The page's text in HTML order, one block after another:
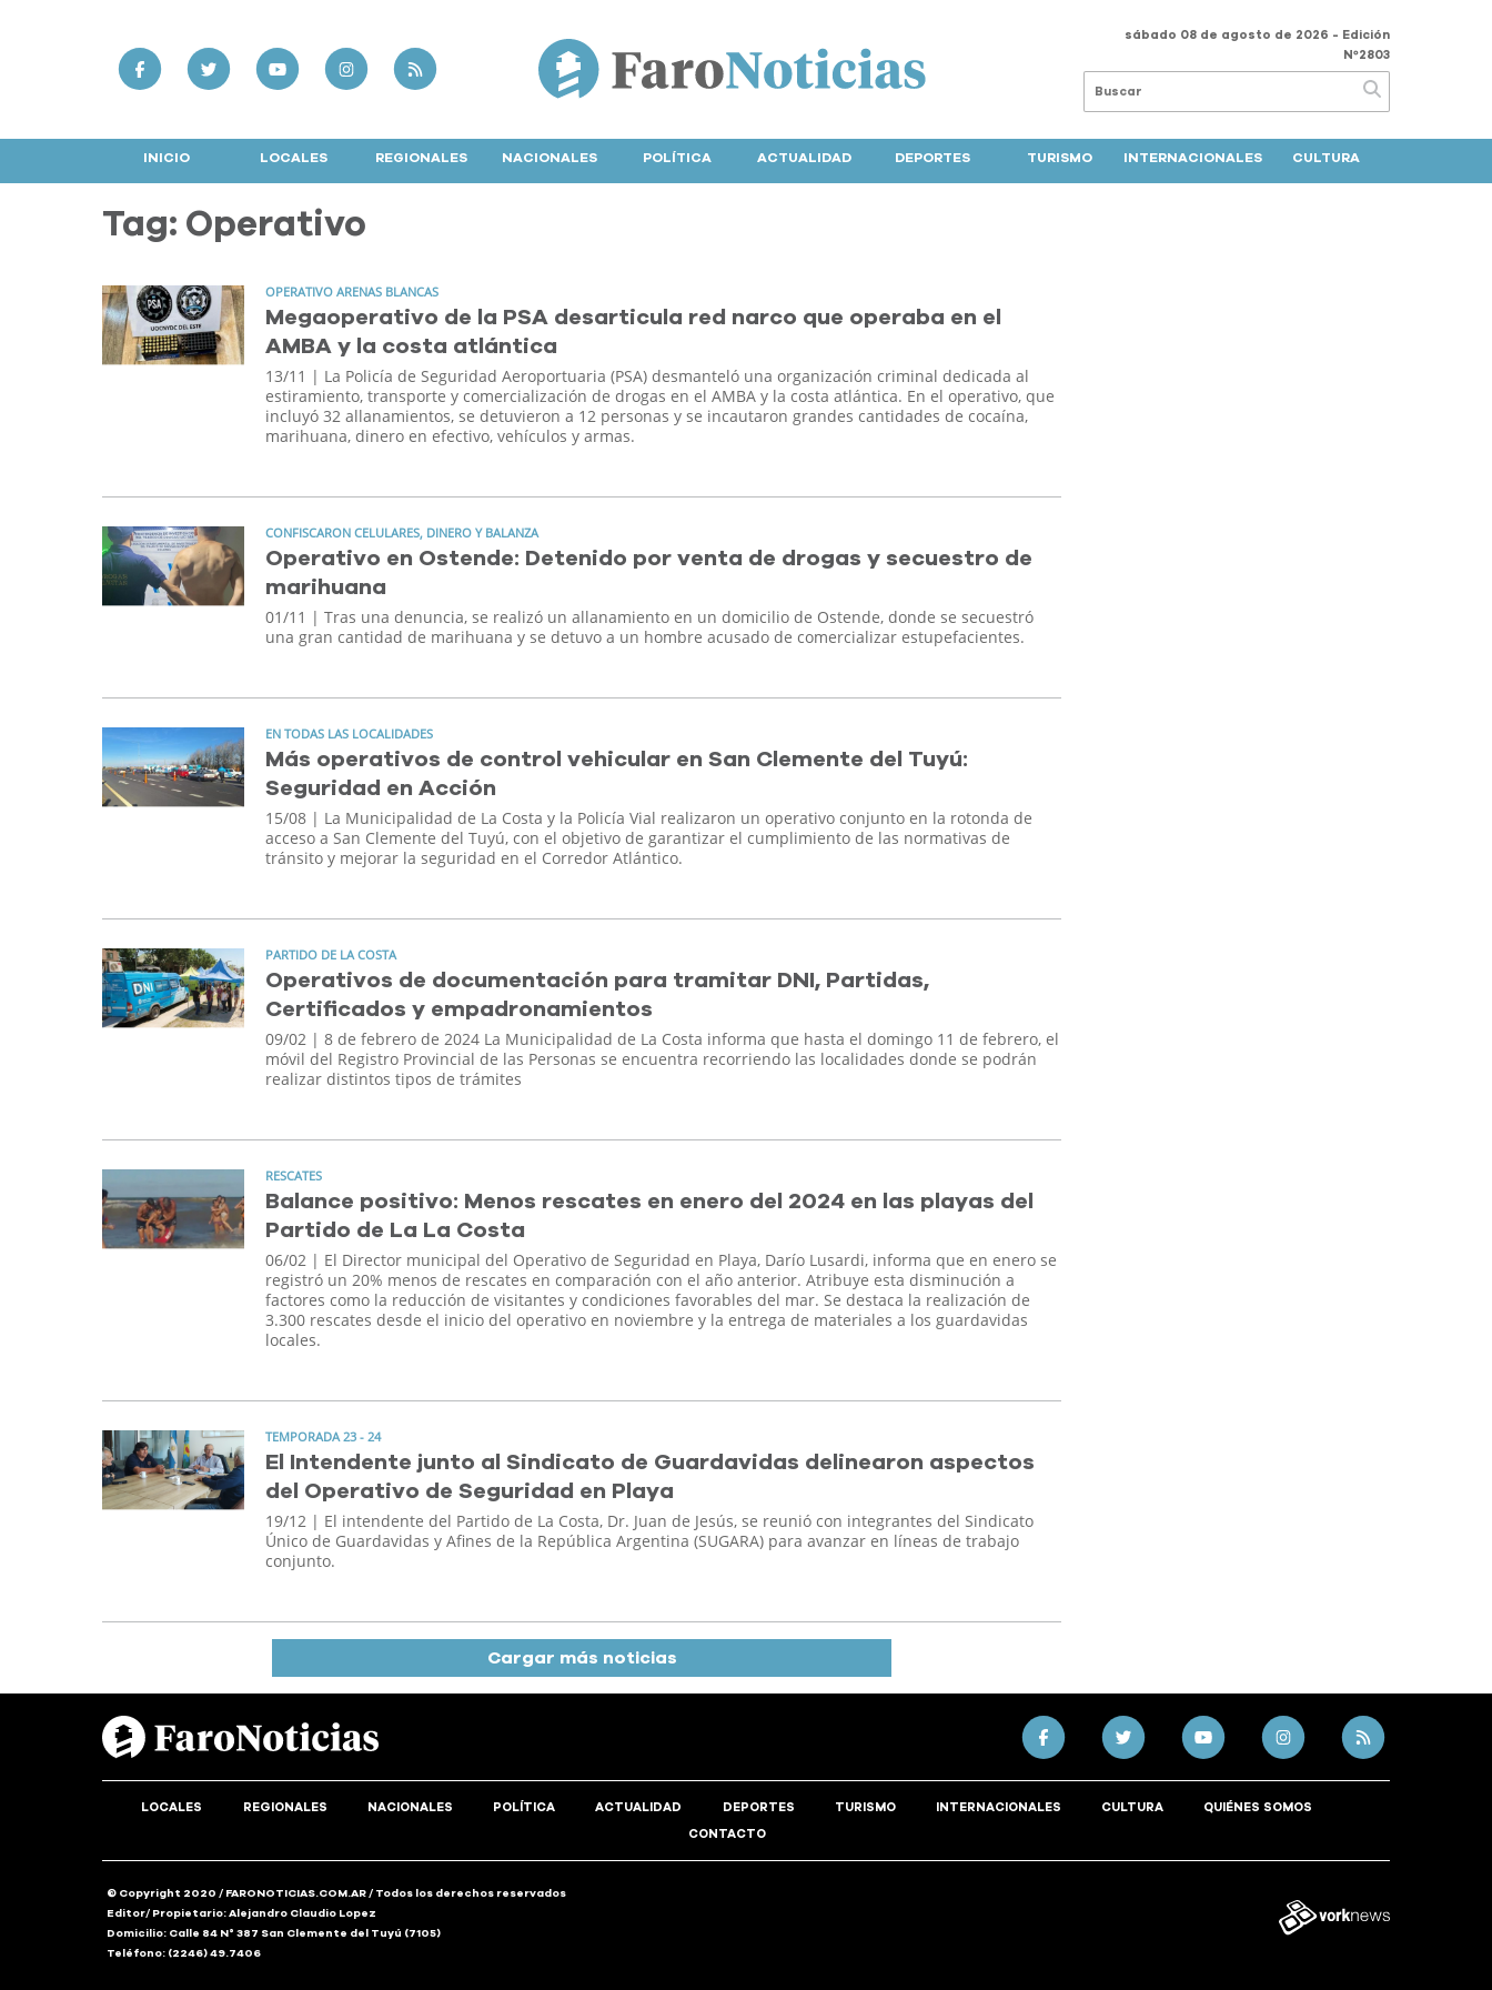
sábado 08 de agosto de 2026 - Edición
Nº2803
INICIO LOCALES REGIONALES NACIONALES POLÍTICA ACTUALIDAD DEPORTES TURISMO INTERNACIONALES CULTURA
Tag: Operativo
OPERATIVO ARENAS BLANCAS
Megaoperativo de la PSA desarticula red narco que operaba en el
AMBA y la costa atlántica
13/11 | La Policía de Seguridad Aeroportuaria (PSA) desmanteló una organización criminal dedicada al
estiramiento, transporte y comercialización de drogas en el AMBA y la costa atlántica. En el operativo, que
incluyó 32 allanamientos, se detuvieron a 12 personas y se incautaron grandes cantidades de cocaína,
marihuana, dinero en efectivo, vehículos y armas.
CONFISCARON CELULARES, DINERO Y BALANZA
Operativo en Ostende: Detenido por venta de drogas y secuestro de
marihuana
01/11 | Tras una denuncia, se realizó un allanamiento en un domicilio de Ostende, donde se secuestró
una gran cantidad de marihuana y se detuvo a un hombre acusado de comercializar estupefacientes.
EN TODAS LAS LOCALIDADES
Más operativos de control vehicular en San Clemente del Tuyú:
Seguridad en Acción
15/08 | La Municipalidad de La Costa y la Policía Vial realizaron un operativo conjunto en la rotonda de
acceso a San Clemente del Tuyú, con el objetivo de garantizar el cumplimiento de las normativas de
tránsito y mejorar la seguridad en el Corredor Atlántico.
PARTIDO DE LA COSTA
Operativos de documentación para tramitar DNI, Partidas,
Certificados y empadronamientos
09/02 | 8 de febrero de 2024 La Municipalidad de La Costa informa que hasta el domingo 11 de febrero, el
móvil del Registro Provincial de las Personas se encuentra recorriendo las localidades donde se podrán
realizar distintos tipos de trámites
RESCATES
Balance positivo: Menos rescates en enero del 2024 en las playas del
Partido de La La Costa
06/02 | El Director municipal del Operativo de Seguridad en Playa, Darío Lusardi, informa que en enero se
registró un 20% menos de rescates en comparación con el año anterior. Atribuye esta disminución a
factores como la reducción de visitantes y condiciones favorables del mar. Se destaca la realización de
3.300 rescates desde el inicio del operativo en noviembre y la entrega de materiales a los guardavidas
locales.
TEMPORADA 23 - 24
El Intendente junto al Sindicato de Guardavidas delinearon aspectos
del Operativo de Seguridad en Playa
19/12 | El intendente del Partido de La Costa, Dr. Juan de Jesús, se reunió con integrantes del Sindicato
Único de Guardavidas y Afines de la República Argentina (SUGARA) para avanzar en líneas de trabajo
conjunto.
Cargar más noticias
LOCALES REGIONALES NACIONALES POLÍTICA ACTUALIDAD DEPORTES TURISMO INTERNACIONALES CULTURA QUIÉNES SOMOS
CONTACTO
© Copyright 2020 / FARONOTICIAS.COM.AR / Todos los derechos reservados
Editor/ Propietario: Alejandro Claudio Lopez
Domicilio: Calle 84 N° 387 San Clemente del Tuyú (7105)
Teléfono: (2246) 49.7406